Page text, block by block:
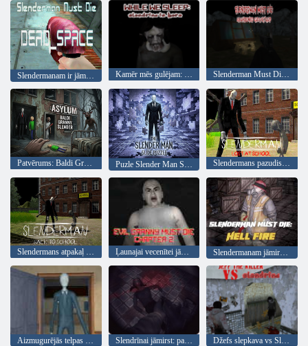
Kamēr mēs gulējam: Slendrina ir šeit Slenderman Must Die: pamestas kapi
Patvērums: Baldi Granny Slender Slendermans pazudis skolā
Slendermans atpakaļ uz skolu Ļaunajai vecenītei jāmirst 2. nodaļa Slendermanam jāmirst: elles uguns
Aizmugurējās telpas tievas šausmas Slendrīnai jāmirst: pagrabs Džefs slepkava vs Slendrina